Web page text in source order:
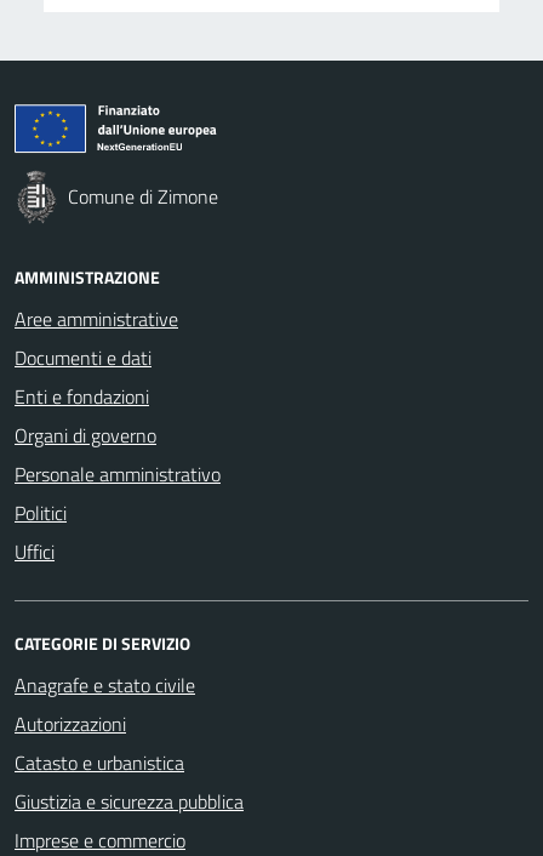
Comune di Zimone
AMMINISTRAZIONE
Aree amministrative
Documenti e dati
Enti e fondazioni
Organi di governo
Personale amministrativo
Politici
Uffici
CATEGORIE DI SERVIZIO
Anagrafe e stato civile
Autorizzazioni
Catasto e urbanistica
Giustizia e sicurezza pubblica
Imprese e commercio